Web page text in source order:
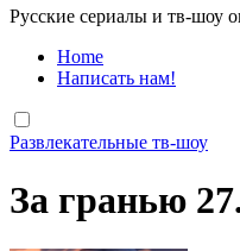
Русские сериалы и тв-шоу
Home
Написать нам!
Развлекательные тв-шоу
За гранью